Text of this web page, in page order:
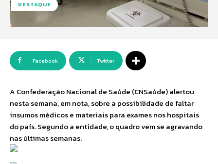
DESTAQUE
Facebook Twitter
A Confederação Nacional de Saúde (CNSaúde) alertou
nesta semana, em nota, sobre a possibilidade de faltar
insumos médicos e materiais para exames nos hospitais
do país. Segundo a entidade, o quadro vem se agravando
nas últimas semanas.